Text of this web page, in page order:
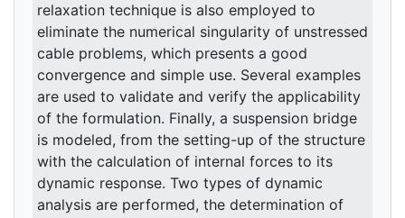
relaxation technique is also employed to
eliminate the numerical singularity of unstressed
cable problems, which presents a good
convergence and simple use. Several examples
are used to validate and verify the applicability
of the formulation. Finally, a suspension bridge
is modeled, from the setting-up of the structure
with the calculation of internal forces to its
dynamic response. Two types of dynamic
analysis are performed, the determination of